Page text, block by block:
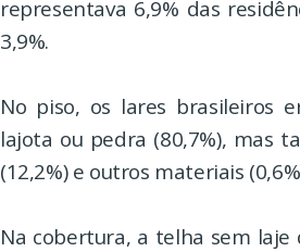
representava 6,9% das
3,9%.
No piso, os lares brasileiros
lajota ou pedra (80,7%), mas
(12,2%) e outros materiais
Na cobertura, a telha sem laje